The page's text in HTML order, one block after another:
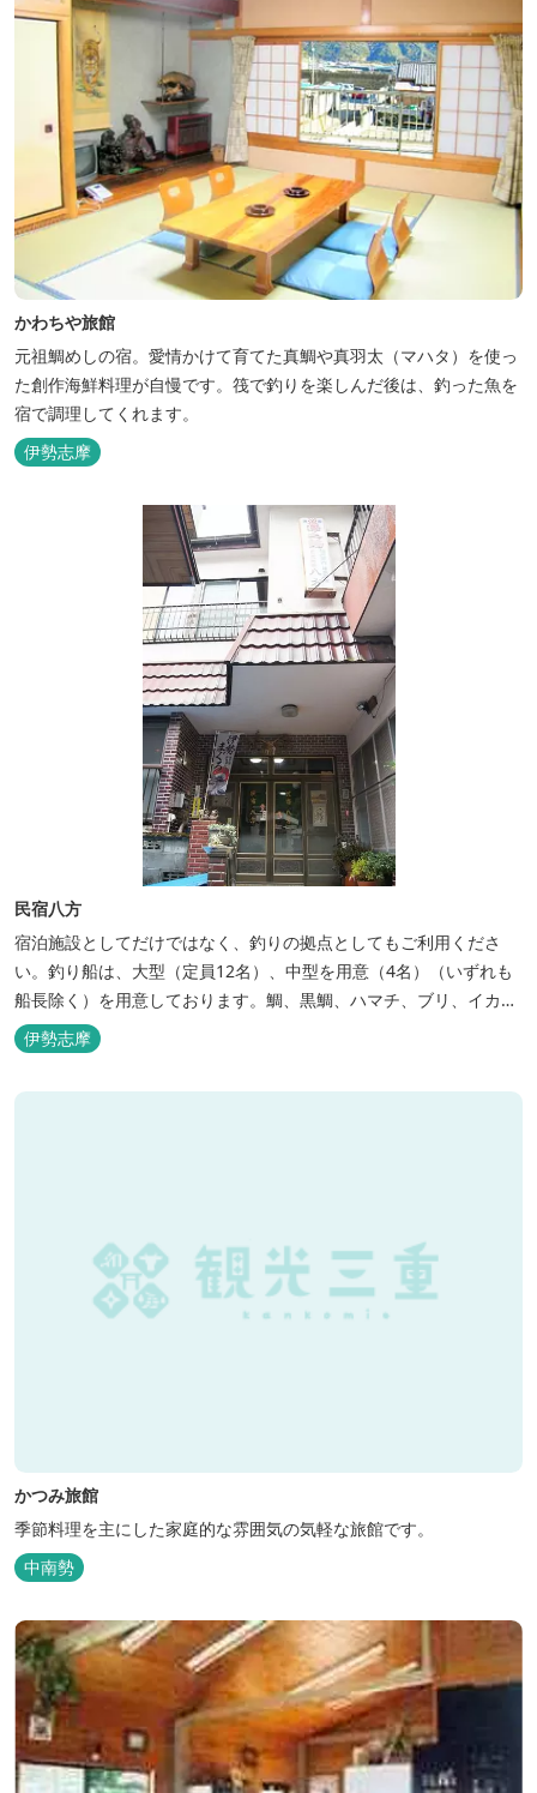
かわちや旅館
元祖鯛めしの宿。愛情かけて育てた真鯛や真羽太（マハタ）を使っ
た創作海鮮料理が自慢です。筏で釣りを楽しんだ後は、釣った魚を
宿で調理してくれます。
伊勢志摩
民宿八方
宿泊施設としてだけではなく、釣りの拠点としてもご利用くださ
い。釣り船は、大型（定員12名）、中型を用意（4名）（いずれも
船長除く）を用意しております。鯛、黒鯛、ハマチ、ブリ、イカ
等、お客様のご要望に合わせた漁場にご案内いたします。当店か
ら、徒歩2分です。
伊勢志摩
かつみ旅館
季節料理を主にした家庭的な雰囲気の気軽な旅館です。
中南勢